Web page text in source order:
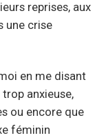
reprises, aux
une crise
en me disant
trop anxieuse,
ou encore que
féminin